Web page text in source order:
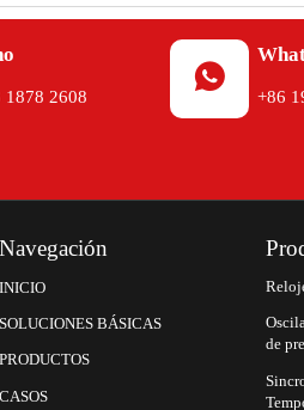
1878 2608

+86
Navegación
INICIO
SOLUCIONES BÁSICAS
PRODUCTOS
CASOS
de